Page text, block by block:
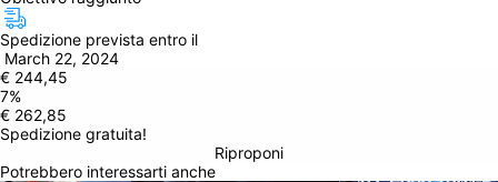
Spedizione prevista entro il
March 22, 2024
€ 244,45
7%
€ 262,85
Spedizione gratuita!
Riproponi
Potrebbero interessarti anche